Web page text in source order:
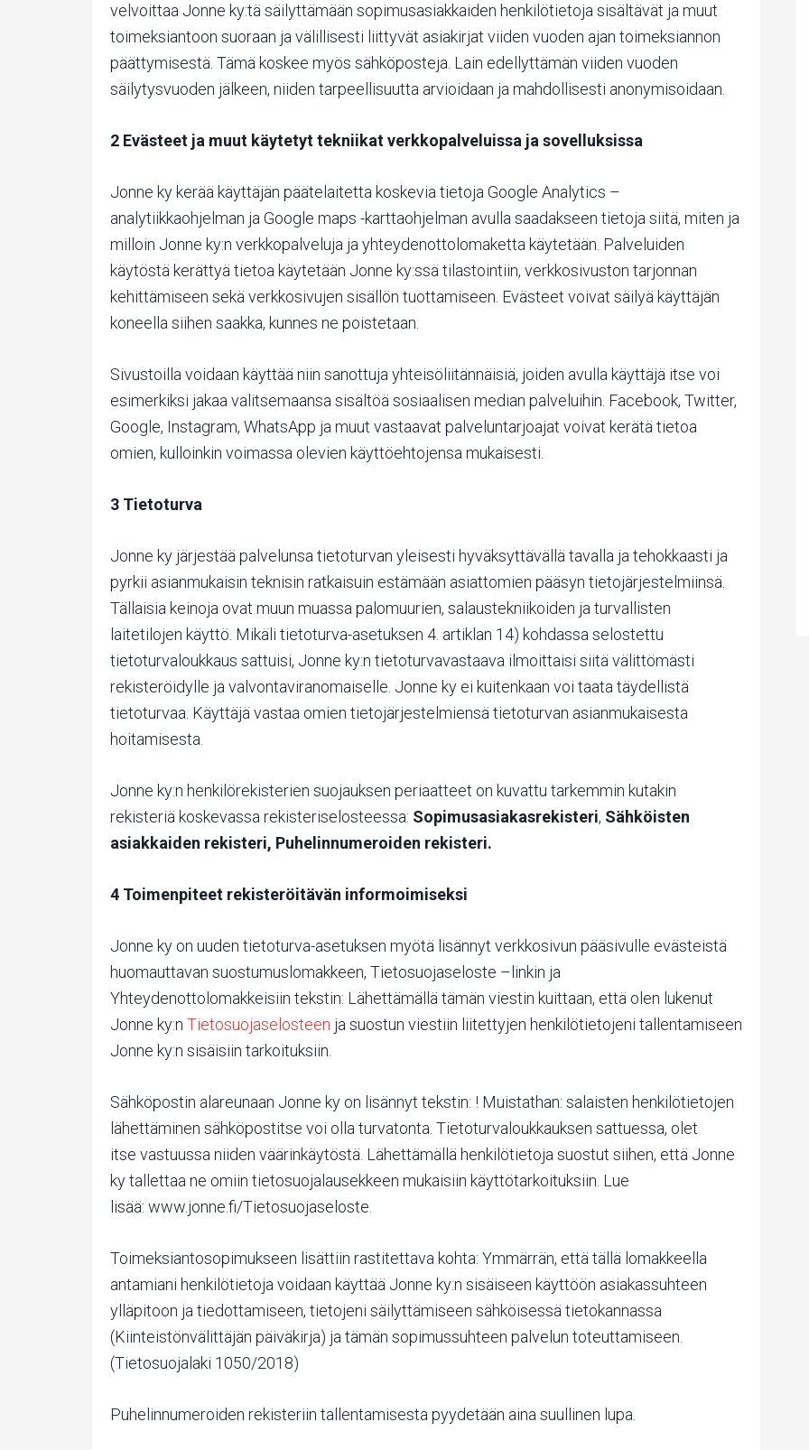
velvoittaa Jonne ky:tä säilyttämään sopimusasiakkaiden henkilötietoja sisältävät ja muut
toimeksiantoon suoraan ja välillisesti liittyvät asiakirjat viiden vuoden ajan toimeksiannon
päättymisestä. Tämä koskee myös sähköposteja. Lain edellyttämän viiden vuoden
säilytysvuoden jälkeen, niiden tarpeellisuutta arvioidaan ja mahdollisesti anonymisoidaan.
2 Evästeet ja muut käytetyt tekniikat verkkopalveluissa ja sovelluksissa
Jonne ky kerää käyttäjän päätelaitetta koskevia tietoja Google Analytics –
analytiikkaohjelman ja Google maps -karttaohjelman avulla saadakseen tietoja siitä, miten ja
milloin Jonne ky:n verkkopalveluja ja yhteydenottolomaketta käytetään. Palveluiden
käytöstä kerättyä tietoa käytetään Jonne ky:ssä tilastointiin, verkkosivuston tarjonnan
kehittämiseen sekä verkkosivujen sisällön tuottamiseen. Evästeet voivat säilyä käyttäjän
koneella siihen saakka, kunnes ne poistetaan.
Sivustoilla voidaan käyttää niin sanottuja yhteisöliitännäisiä, joiden avulla käyttäjä itse voi
esimerkiksi jakaa valitsemaansa sisältöä sosiaalisen median palveluihin. Facebook, Twitter,
Google, Instagram, WhatsApp ja muut vastaavat palveluntarjoajat voivat kerätä tietoa
omien, kulloinkin voimassa olevien käyttöehtojensa mukaisesti.
3 Tietoturva
Jonne ky järjestää palvelunsa tietoturvan yleisesti hyväksyttävällä tavalla ja tehokkaasti ja
pyrkii asianmukaisin teknisin ratkaisuin estämään asiattomien pääsyn tietojärjestelmiinsä.
Tällaisia keinoja ovat muun muassa palomuurien, salaustekniikoiden ja turvallisten
laitetilojen käyttö. Mikäli tietoturva-asetuksen 4. artiklan 14) kohdassa selostettu
tietoturvaloukkaus sattuisi, Jonne ky:n tietoturvavastaava ilmoittaisi siitä välittömästi
rekisteröidylle ja valvontaviranomaiselle. Jonne ky ei kuitenkaan voi taata täydellistä
tietoturvaa. Käyttäjä vastaa omien tietojärjestelmiensä tietoturvan asianmukaisesta
hoitamisesta.
Jonne ky:n henkilörekisterien suojauksen periaatteet on kuvattu tarkemmin kutakin
rekisteriä koskevassa rekisteriselosteessa: Sopimusasiakasrekisteri, Sähköisten
asiakkaiden rekisteri, Puhelinnumeroiden rekisteri.
4 Toimenpiteet rekisteröitävän informoimiseksi
Jonne ky on uuden tietoturva-asetuksen myötä lisännyt verkkosivun pääsivulle evästeistä
huomauttavan suostumuslomakkeen, Tietosuojaseloste –linkin ja
Yhteydenottolomakkeisiin tekstin: Lähettämällä tämän viestin kuittaan, että olen lukenut
Jonne ky:n Tietosuojaselosteen ja suostun viestiin liitettyjen henkilötietojeni tallentamiseen
Jonne ky:n sisäisiin tarkoituksiin.
Sähköpostin alareunaan Jonne ky on lisännyt tekstin: ! Muistathan: salaisten henkilötietojen
lähettäminen sähköpostitse voi olla turvatonta. Tietoturvaloukkauksen sattuessa, olet
itse vastuussa niiden väärinkäytöstä. Lähettämällä henkilötietoja suostut siihen, että Jonne
ky tallettaa ne omiin tietosuojalausekkeen mukaisiin käyttötarkoituksiin. Lue
lisää: www.jonne.fi/Tietosuojaseloste.
Toimeksiantosopimukseen lisättiin rastitettava kohta: Ymmärrän, että tällä lomakkeella
antamiani henkilötietoja voidaan käyttää Jonne ky:n sisäiseen käyttöön asiakassuhteen
ylläpitoon ja tiedottamiseen, tietojeni säilyttämiseen sähköisessä tietokannassa
(Kiinteistönvälittäjän päiväkirja) ja tämän sopimussuhteen palvelun toteuttamiseen.
(Tietosuojalaki 1050/2018)
Puhelinnumeroiden rekisteriin tallentamisesta pyydetään aina suullinen lupa.